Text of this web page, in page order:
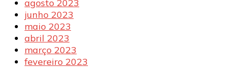
agosto 2023
junho 2023
maio 2023
abril 2023
março 2023
fevereiro 2023